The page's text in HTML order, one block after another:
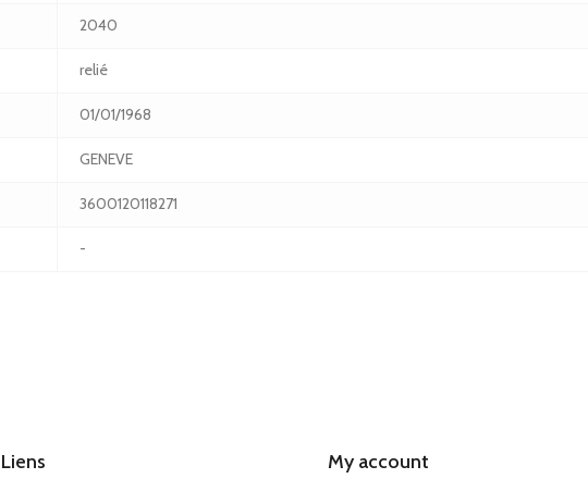
2040
relié
01/01/1968
GENEVE
3600120118271
-
Liens My account